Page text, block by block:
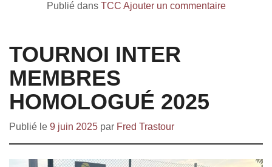
Publié dans TCC Ajouter un commentaire
TOURNOI INTER
MEMBRES
HOMOLOGUÉ 2025
Publié le 9 juin 2025 par Fred Trastour